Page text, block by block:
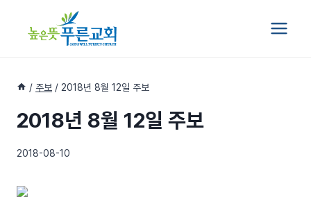
/ 주보 / 2018년 8월 12일 주보
2018년 8월 12일 주보
2018-08-10